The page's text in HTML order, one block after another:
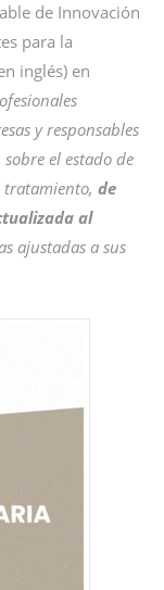
de Innovación
para la
inglés) en
y responsables
el estado de
de
al
ajustadas a sus